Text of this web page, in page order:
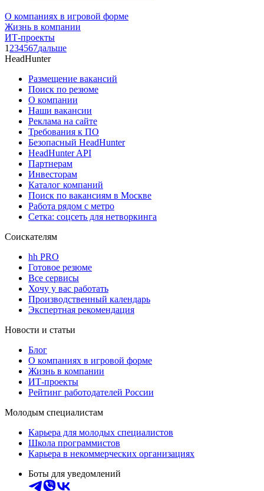
О компаниях в игровой форме
Жизнь в компании
ИТ-проекты
1 234567дальше
HeadHunter
Размещение вакансий
Поиск по резюме
О компании
Наши вакансии
Реклама на сайте
Требования к ПО
Безопасный HeadHunter
HeadHunter API
Партнерам
Инвесторам
Каталог компаний
Поиск по вакансиям в Москве
Работа рядом с метро
Сетка: соцсеть для нетворкинга
Соискателям
hh PRO
Готовое резюме
Все сервисы
Хочу у вас работать
Производственный календарь
Экспертная рекомендация
Новости и статьи
Блог
О компаниях в игровой форме
Жизнь в компании
ИТ-проекты
Рейтинг работодателей России
Молодым специалистам
Карьера для молодых специалистов
Школа программистов
Карьера в некоммерческих организациях
Боты для уведомлений